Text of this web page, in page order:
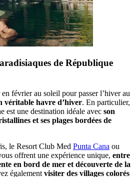
de République
février au soleil pour passer l’hiver au
véritable havre d’hiver. En particulier,
est une destination idéale avec son
et ses plages bordées de
le Resort Club Med Punta Cana ou
offrent une expérience unique, entre
en bord de mer et découverte de la
également visiter des villages colorés